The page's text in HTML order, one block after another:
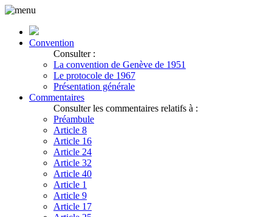
Convention
Consulter :
La convention de Genève de 1951
Le protocole de 1967
Présentation générale
Commentaires
Consulter les commentaires relatifs à :
Préambule
Article 8
Article 16
Article 24
Article 32
Article 40
Article 1
Article 9
Article 17